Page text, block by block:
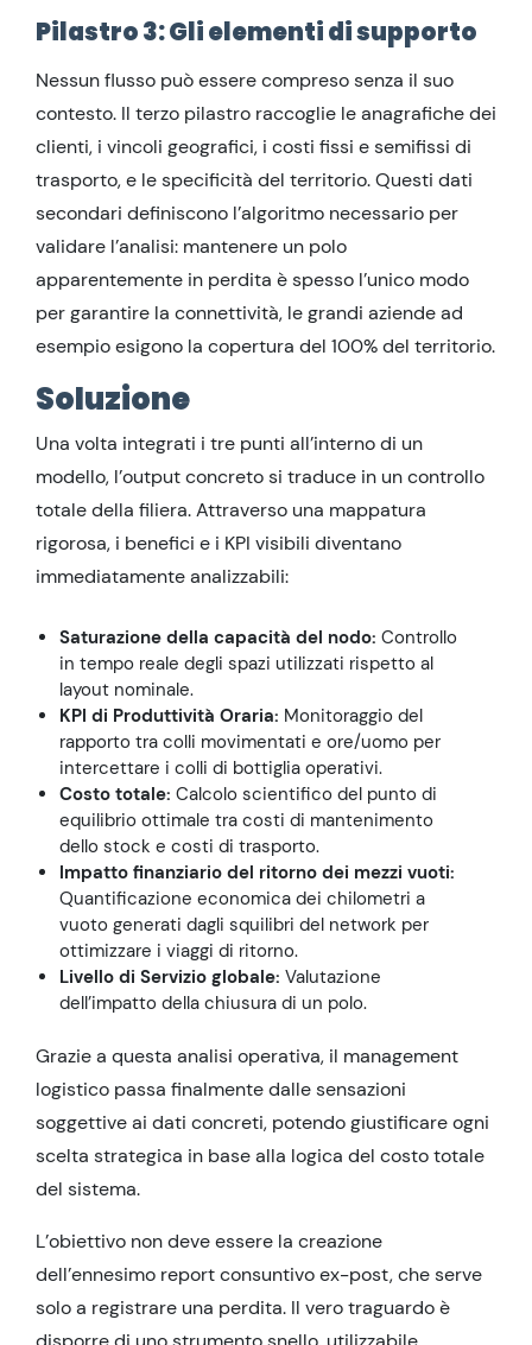
Pilastro 3: Gli elementi di supporto
Nessun flusso può essere compreso senza il suo
contesto. Il terzo pilastro raccoglie le anagrafiche dei
clienti, i vincoli geografici, i costi fissi e semifissi di
trasporto, e le specificità del territorio. Questi dati
secondari definiscono l’algoritmo necessario per
validare l’analisi: mantenere un polo
apparentemente in perdita è spesso l’unico modo
per garantire la connettività, le grandi aziende ad
esempio esigono la copertura del 100% del territorio.
Soluzione
Una volta integrati i tre punti all’interno di un
modello, l’output concreto si traduce in un controllo
totale della filiera. Attraverso una mappatura
rigorosa, i benefici e i KPI visibili diventano
immediatamente analizzabili:
Saturazione della capacità del nodo: Controllo
in tempo reale degli spazi utilizzati rispetto al
layout nominale.
KPI di Produttività Oraria: Monitoraggio del
rapporto tra colli movimentati e ore/uomo per
intercettare i colli di bottiglia operativi.
Costo totale: Calcolo scientifico del punto di
equilibrio ottimale tra costi di mantenimento
dello stock e costi di trasporto.
Impatto finanziario del ritorno dei mezzi vuoti:
Quantificazione economica dei chilometri a
vuoto generati dagli squilibri del network per
ottimizzare i viaggi di ritorno.
Livello di Servizio globale: Valutazione
dell’impatto della chiusura di un polo.
Grazie a questa analisi operativa, il management
logistico passa finalmente dalle sensazioni
soggettive ai dati concreti, potendo giustificare ogni
scelta strategica in base alla logica del costo totale
del sistema.
L’obiettivo non deve essere la creazione
dell’ennesimo report consuntivo ex-post, che serve
solo a registrare una perdita. Il vero traguardo è